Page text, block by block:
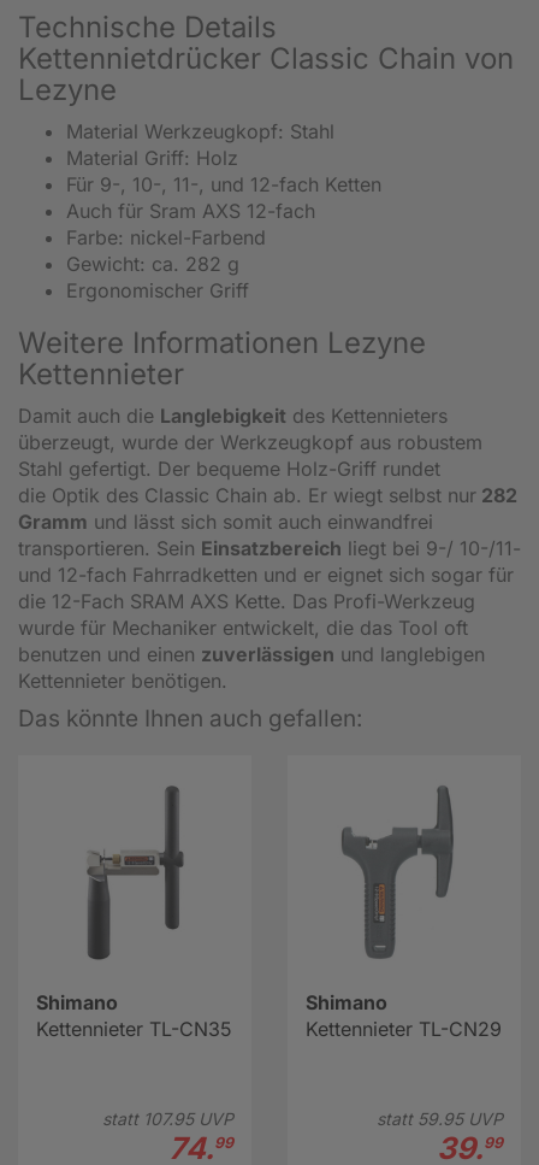
Technische Details
Kettennietdrücker Classic Chain von
Lezyne
Material Werkzeugkopf: Stahl
Material Griff: Holz
Für 9-, 10-, 11-, und 12-fach Ketten
Auch für Sram AXS 12-fach
Farbe: nickel-Farbend
Gewicht: ca. 282 g
Ergonomischer Griff
Weitere Informationen Lezyne
Kettennieter
Damit auch die Langlebigkeit des Kettennieters
überzeugt, wurde der Werkzeugkopf aus robustem
Stahl gefertigt. Der bequeme Holz-Griff rundet
die Optik des Classic Chain ab. Er wiegt selbst nur 282
Gramm und lässt sich somit auch einwandfrei
transportieren. Sein Einsatzbereich liegt bei 9-/ 10-/11-
und 12-fach Fahrradketten und er eignet sich sogar für
die 12-Fach SRAM AXS Kette. Das Profi-Werkzeug
wurde für Mechaniker entwickelt, die das Tool oft
benutzen und einen zuverlässigen und langlebigen
Kettennieter benötigen.
Das könnte Ihnen auch gefallen:
Shimano
Kettennieter TL-CN35
statt 107.95UVP
74.99
Shimano
Kettennieter TL-CN29
statt 59.95UVP
39.99